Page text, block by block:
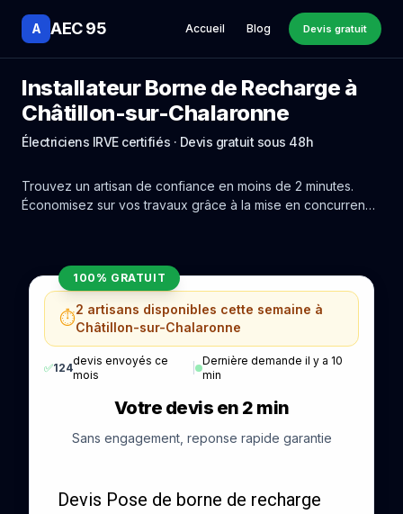
A AEC 95 Accueil Blog Devis gratuit
Installateur Borne de Recharge à
Châtillon-sur-Chalaronne
Électriciens IRVE certifiés · Devis gratuit sous 48h
Trouvez un artisan de confiance en moins de 2 minutes.
Économisez sur vos travaux grâce à la mise en concurrence
100% GRATUIT
⏱️2 artisans disponibles cette semaine à
Châtillon-sur-Chalaronne
✅124
devis envoyés ce
mois
|
Dernière demande il y a 10
min
Votre devis en 2 min
Sans engagement, reponse rapide garantie
Devis Pose de borne de recharge